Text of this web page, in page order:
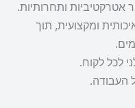
אטרקטיביות ותחרותיות.
ומקצועית, תוך
לכל לקוח.
העבודה.